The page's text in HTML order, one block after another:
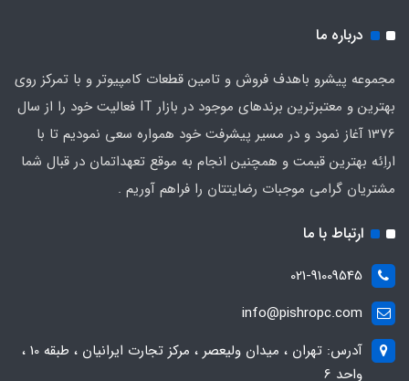
درباره ما
مجموعه پیشرو باهدف فروش و تامین قطعات کامپیوتر و با تمرکز روی
بهترین و معتبرترین برندهای موجود در بازار IT فعالیت خود را از سال
1376 آغاز نمود و در مسیر پیشرفت خود همواره سعی نمودیم تا با
اراِئه بهترین قیمت و همچنین انجام به موقع تعهداتمان در قبال شما
مشتریان گرامی موجبات رضایتتان را فراهم آوریم .
ارتباط با ما
021-91009545
info@pishropc.com
آدرس: تهران ، میدان ولیعصر ، مرکز تجارت ایرانیان ، طبقه 10 ،
واحد 6